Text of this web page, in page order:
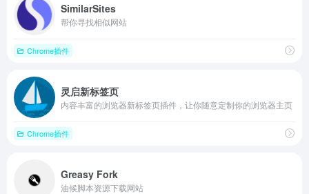
SimilarSites
帮你寻找相似网站
Chrome插件
灵启新标签页
内容丰富的浏览器新标签页插件，让你随意定制你的浏览器主页
Chrome插件
Greasy Fork
油候脚本资源下载网站